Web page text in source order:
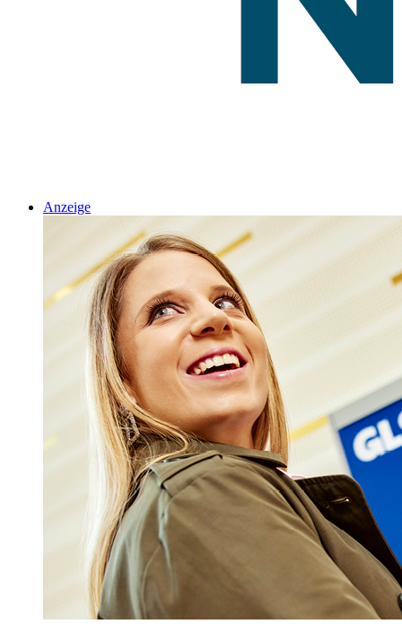
Anzeige